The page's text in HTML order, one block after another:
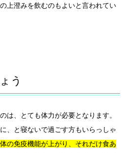
上澄みを飲むのもよいと言われてい
う
は、とても体力が必要となります。
、と寝ないで過ごす方もいらっしゃ
の免疫機能が上がり、それだけ食あ